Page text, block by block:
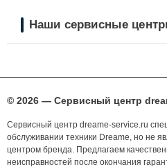
Наши сервисные
© 2026 — Сервисный центр
Сервисный центр dreame-service.ru
обслуживании техники Dreame, но не
центром бренда. Предлагаем
неисправностей после окончания